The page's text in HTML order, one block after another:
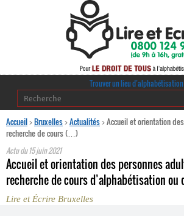
Trouver un lieu d’alphabétisation
Accueil>Bruxelles>Actualités>Accueil et orientation
recherche de cours (…)
Actu du15 juin 2021
Accueil et orientation des personnes
recherche de cours d’alphabétisation ou
Lire et Écrire Bruxelles